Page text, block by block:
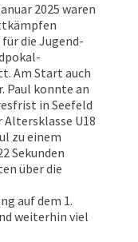
2025 waren
die Jugend-
Am Start auch
Paul konnte an
in Seefeld
U18
zu einem
Sekunden
über die
auf dem 1.
weiterhin viel